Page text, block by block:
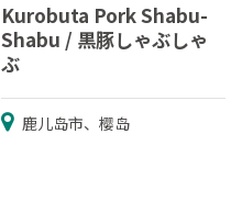
Kurobuta Pork Shabu-
Shabu / 黒豚しゃぶしゃ
ぶ
鹿儿岛市、樱岛